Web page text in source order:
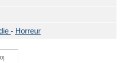
- Horreur
0]